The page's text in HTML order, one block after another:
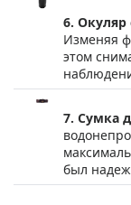
6.
Изменяя
этом
7. Сумка
был